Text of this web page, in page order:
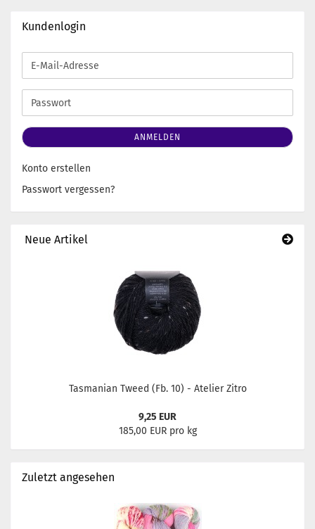
Kundenlogin
E-
Mail-
Adresse
Passwort
ANMELDEN
Konto erstellen
Passwort vergessen?
Neue Artikel
Tasmanian Tweed (Fb. 10) - Atelier Zitro
9,25 EUR
185,00 EUR pro kg
Zuletzt angesehen